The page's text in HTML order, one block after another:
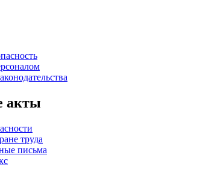
акты
труда
письма